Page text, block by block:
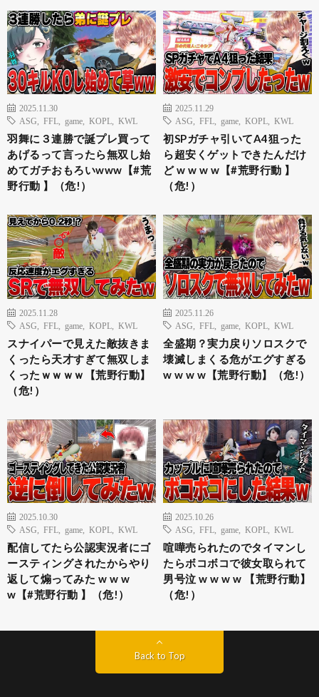
2025.11.30
ASG
FFL game KOPL KWL
羽舞に３連勝で誕プレ買って
あげるって言ったら無双し始
めてガチおもろいwww【#荒
野行動 】（危!）
2025.11.29
ASG
FFL game KOPL KWL
初SPガチャ引いてA4狙った
ら超安くゲットできたんだけ
ど w w w w【#荒野行動 】
（危!）
2025.11.28
ASG
FFL game KOPL KWL
スナイパーで見えた敵抜きま
くったら天才すぎて無双しま
くったｗｗｗｗ【荒野行動】
（危!）
2025.11.26
ASG
FFL game KOPL KWL
全盛期？実力戻りソロスクで
壊滅しまくる危がエグすぎる
w w w w【荒野行動】（危!）
2025.10.30
ASG
FFL game KOPL KWL
配信してたら公認実況者にゴ
ースティングされたからやり
返して煽ってみた w w w
w【#荒野行動 】（危!）
2025.10.26
ASG
FFL game KOPL KWL
喧嘩売られたのでタイマンし
たらボコボコで彼女取られて
男号泣 w w w w 【荒野行動】
（危!）
Back to Top